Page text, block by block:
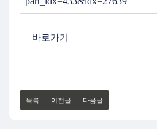
바로가기
목록 이전글 다음글